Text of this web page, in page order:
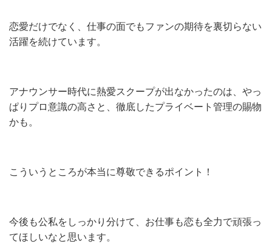
恋愛だけでなく、仕事の面でもファンの期待を裏切らない
活躍を続けています。
アナウンサー時代に熱愛スクープが出なかったのは、やっ
ぱりプロ意識の高さと、徹底したプライベート管理の賜物
かも。
こういうところが本当に尊敬できるポイント！
今後も公私をしっかり分けて、お仕事も恋も全力で頑張っ
てほしいなと思います。